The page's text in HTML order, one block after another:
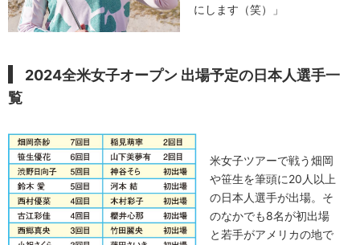
にします（笑）」
2024全米女子オープン 出場予定の日本人選手一
覧
米女子ツアーで戦う畑岡
や笹生を筆頭に20人以上
の日本人選手が出場。そ
のなかでも8名が初出場
と若手がアメリカの地で